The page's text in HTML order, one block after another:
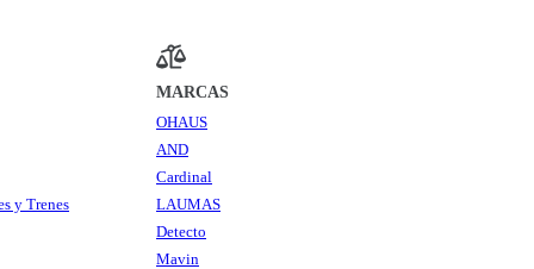
y Trenes
MARCAS
OHAUS
AND
Cardinal
LAUMAS
Detecto
Mavin